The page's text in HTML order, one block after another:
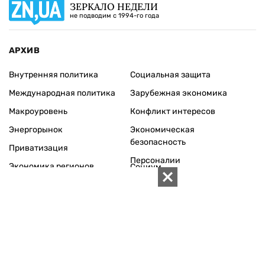
ЗЕРКАЛО НЕДЕЛИ
не подводим с 1994-го года
АРХИВ
Внутренняя политика
Международная политика
Макроуровень
Энергорынок
Приватизация
Экономика регионов
Социальная защита
Зарубежная экономика
Конфликт интересов
Экономическая
безопасность
Персоналии
Социум
История